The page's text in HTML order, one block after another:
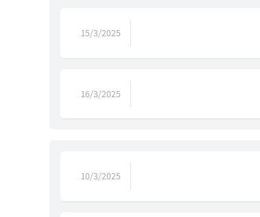
15/3/2025
16/3/2025
10/3/2025